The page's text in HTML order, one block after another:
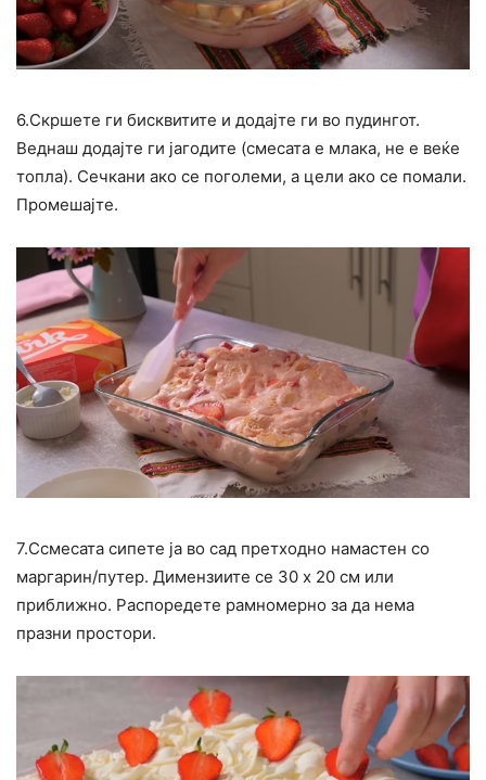
6.Скршете ги бисквитите и додајте ги во пудингот.
Веднаш додајте ги јагодите (смесата е млака, не е веќе
топла). Сечкани ако се поголеми, а цели ако се помали.
Промешајте.
7.Ссмесата сипете ја во сад претходно намастен со
маргарин/путер. Димензиите се 30 x 20 см или
приближно. Распоредете рамномерно за да нема
празни простори.